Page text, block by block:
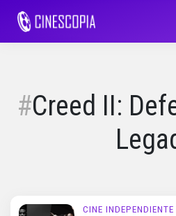
Creed II:
CINE INDEPENDIENTE